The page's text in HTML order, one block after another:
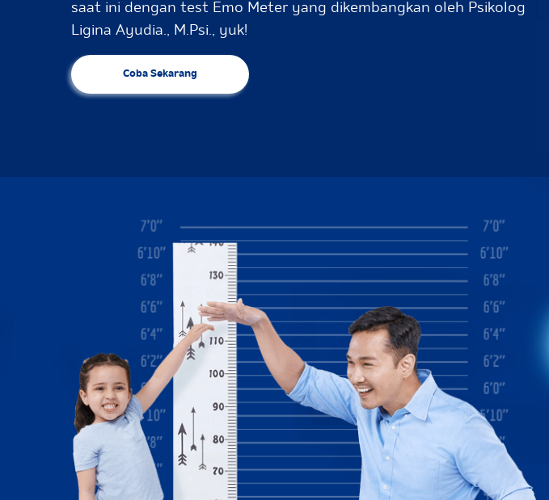
saat ini dengan test Emo Meter yang dikembangkan oleh Psikolog
Ligina Ayudia., M.Psi., yuk!
Coba Sekarang